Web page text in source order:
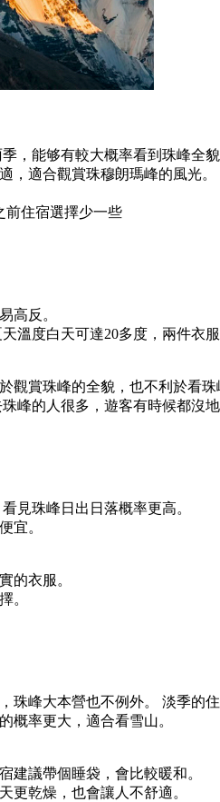
，能够有較大概率看到珠峰全
，適合觀賞珠穆朗瑪峰的風光。
前住宿選擇少一些
高反。
溫度白天可達20多度，兩件衣服
觀賞珠峰的全貌，也不利於看
峰的人很多，遊客有時候都沒地
見珠峰日出日落概率更高。
宜。
的衣服。
。
珠峰大本營也不例外。 淡季的住
概率更大，適合看雪山。
建議帶個睡袋，會比較暖和。
更乾燥，也會讓人不舒適。